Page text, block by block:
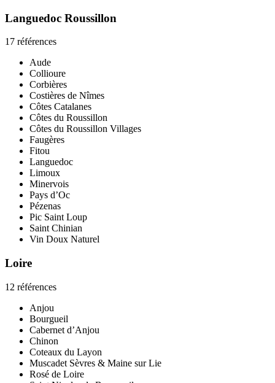
Languedoc Roussillon
17 références
Aude
Collioure
Corbières
Costières de Nîmes
Côtes Catalanes
Côtes du Roussillon
Côtes du Roussillon Villages
Faugères
Fitou
Languedoc
Limoux
Minervois
Pays d’Oc
Pézenas
Pic Saint Loup
Saint Chinian
Vin Doux Naturel
Loire
12 références
Anjou
Bourgueil
Cabernet d’Anjou
Chinon
Coteaux du Layon
Muscadet Sèvres & Maine sur Lie
Rosé de Loire